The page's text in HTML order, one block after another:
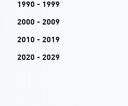
1990 - 1999
2000 - 2009
2010 - 2019
2020 - 2029